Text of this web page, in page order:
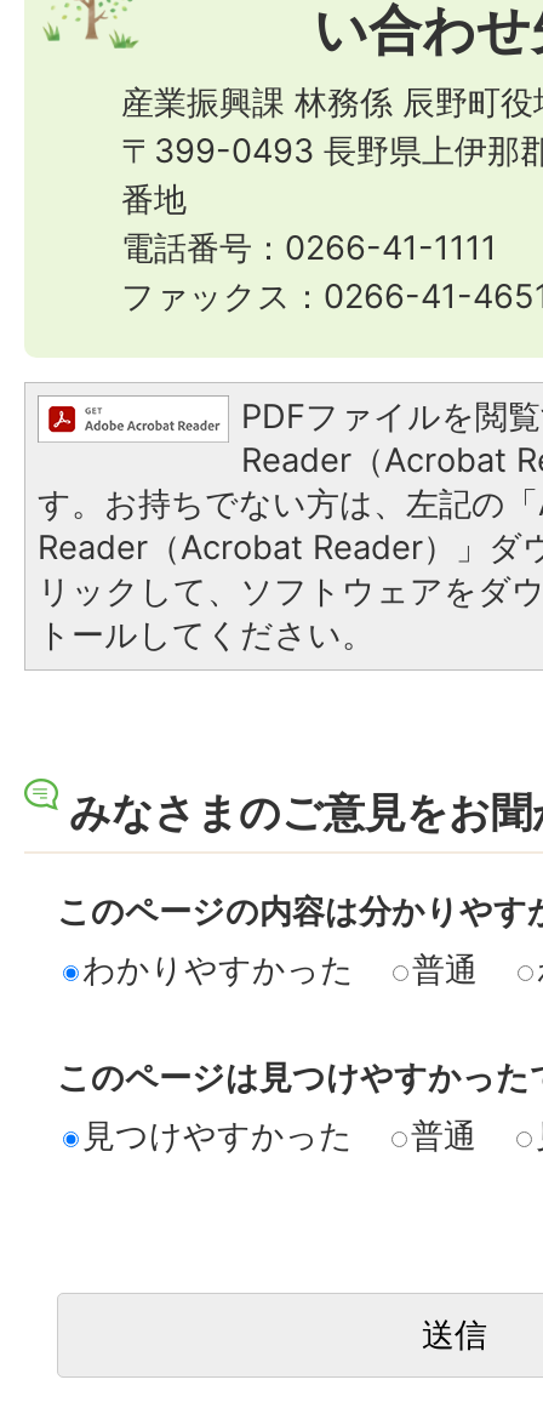
い合わせ
産業振興課 林務係 辰野町役
〒399-0493 長野県上伊那
番地
電話番号：0266-41-1111
ファックス：0266-41-
PDFファイルを閲
Reader（Acrobat
す。お持ちでない方は、左記の
Reader（Acrobat Reader）」ダ
リックして、ソフトウェアをダ
トールしてください。
みなさまのご意見をお
このページの内容は分かりやす
わかりやすかった
普通
このページは見つけやすかった
見つけやすかった
普通